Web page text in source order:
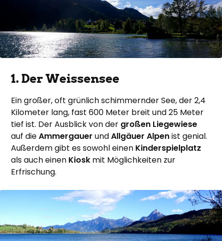
1. Der Weissensee
Ein großer, oft grünlich schimmernder See, der 2,4
Kilometer lang, fast 600 Meter breit und 25 Meter
tief ist. Der Ausblick von der großen Liegewiese
auf dieAmmergauer undAllgäuer Alpenist genial.
Außerdem gibt es sowohl einen Kinderspielplatz
als auch einen Kiosk mit Möglichkeiten zur
Erfrischung.